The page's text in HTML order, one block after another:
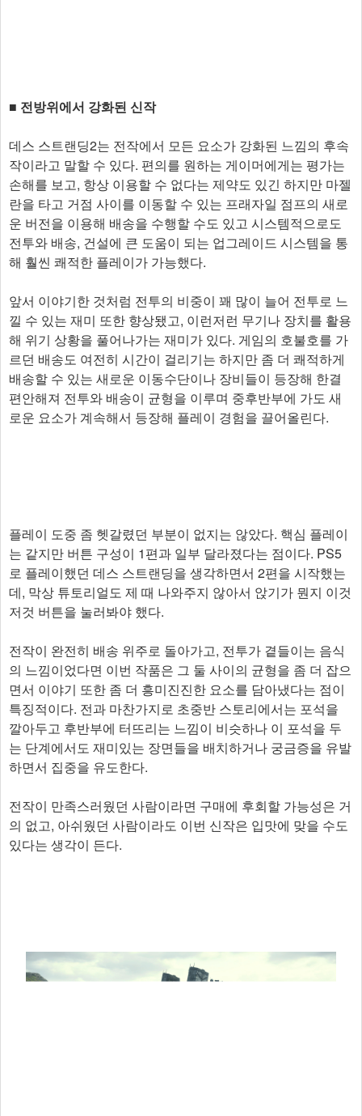
■ 전방위에서 강화된 신작
데스 스트랜딩2는 전작에서 모든 요소가 강화된 느낌의 후속
작이라고 말할 수 있다. 편의를 원하는 게이머에게는 평가는
손해를 보고, 항상 이용할 수 없다는 제약도 있긴 하지만 마젤
란을 타고 거점 사이를 이동할 수 있는 프래자일 점프의 새로
운 버전을 이용해 배송을 수행할 수도 있고 시스템적으로도
전투와 배송, 건설에 큰 도움이 되는 업그레이드 시스템을 통
해 훨씬 쾌적한 플레이가 가능했다.
앞서 이야기한 것처럼 전투의 비중이 꽤 많이 늘어 전투로 느
낄 수 있는 재미 또한 향상됐고, 이런저런 무기나 장치를 활용
해 위기 상황을 풀어나가는 재미가 있다. 게임의 호불호를 가
르던 배송도 여전히 시간이 걸리기는 하지만 좀 더 쾌적하게
배송할 수 있는 새로운 이동수단이나 장비들이 등장해 한결
편안해져 전투와 배송이 균형을 이루며 중후반부에 가도 새
로운 요소가 계속해서 등장해 플레이 경험을 끌어올린다.
플레이 도중 좀 헷갈렸던 부분이 없지는 않았다. 핵심 플레이
는 같지만 버튼 구성이 1편과 일부 달라졌다는 점이다. PS5
로 플레이했던 데스 스트랜딩을 생각하면서 2편을 시작했는
데, 막상 튜토리얼도 제 때 나와주지 않아서 앉기가 뭔지 이것
저것 버튼을 눌러봐야 했다.
전작이 완전히 배송 위주로 돌아가고, 전투가 곁들이는 음식
의 느낌이었다면 이번 작품은 그 둘 사이의 균형을 좀 더 잡으
면서 이야기 또한 좀 더 흥미진진한 요소를 담아냈다는 점이
특징적이다. 전과 마찬가지로 초중반 스토리에서는 포석을
깔아두고 후반부에 터뜨리는 느낌이 비슷하나 이 포석을 두
는 단계에서도 재미있는 장면들을 배치하거나 궁금증을 유발
하면서 집중을 유도한다.
전작이 만족스러웠던 사람이라면 구매에 후회할 가능성은 거
의 없고, 아쉬웠던 사람이라도 이번 신작은 입맛에 맞을 수도
있다는 생각이 든다.​